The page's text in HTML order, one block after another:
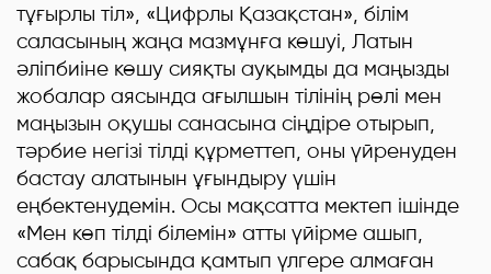
тұғырлы тіл», «Цифрлы Қазақстан», білім
саласының жаңа мазмұнға көшуі, Латын
әліпбиіне көшу сияқты ауқымды да маңызды
жобалар аясында ағылшын тілінің рөлі мен
маңызын оқушы санасына сіңдіре отырып,
тәрбие негізі тілді құрметтеп, оны үйренуден
бастау алатынын ұғындыру үшін
еңбектенудемін. Осы мақсатта мектеп ішінде
«Мен көп тілді білемін» атты үйірме ашып,
сабақ барысында қамтып үлгере алмаған